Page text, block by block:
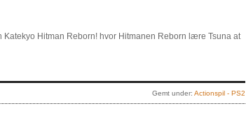
Hitman Reborn! hvor Hitmanen Reborn lære Tsuna at
Gemt under: Actionspil - PS2